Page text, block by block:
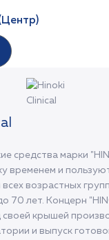
средства марки
временем и
возрастных
70 лет. Концерн
крышей
и выпуск